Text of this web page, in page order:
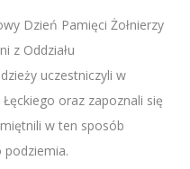
Dzień Pamięci Żołnierzy
z Oddziału
uczestniczyli w
oraz zapoznali się
w ten sposób